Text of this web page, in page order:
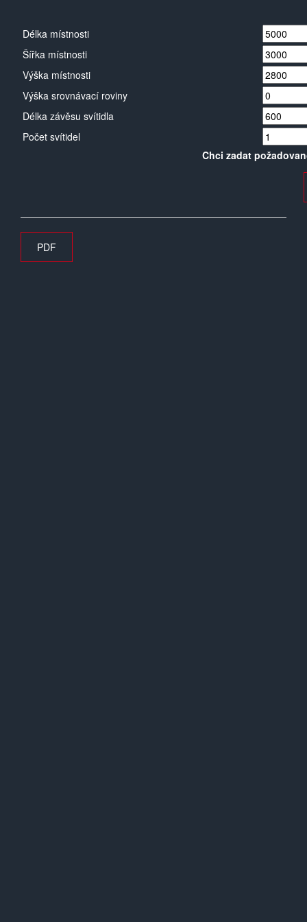
Délka místnosti
Šířka místnosti
Výška místnosti
Výška srovnávací roviny
Délka závěsu svítidla
Počet svítidel
Chci zadat